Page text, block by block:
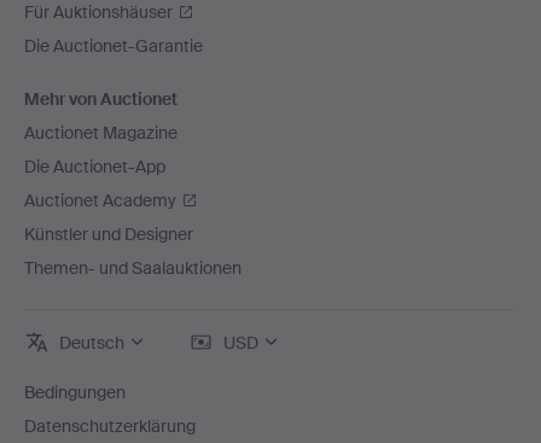
Für Auktionshäuser
Die Auctionet-Garantie
Mehr von Auctionet
Auctionet Magazine
Die Auctionet-App
Auctionet Academy
Künstler und Designer
Themen- und Saalauktionen
Deutsch USD
Bedingungen
Datenschutzerklärung